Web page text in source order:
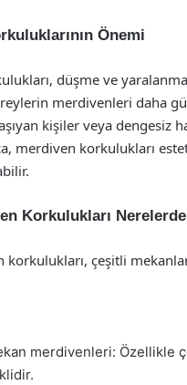
Önemi
düşme ve
merdivenleri daha
kişiler veya dengesiz
merdiven korkulukları
Korkulukları
korkulukları, çeşitli
merdivenleri: Özellikle